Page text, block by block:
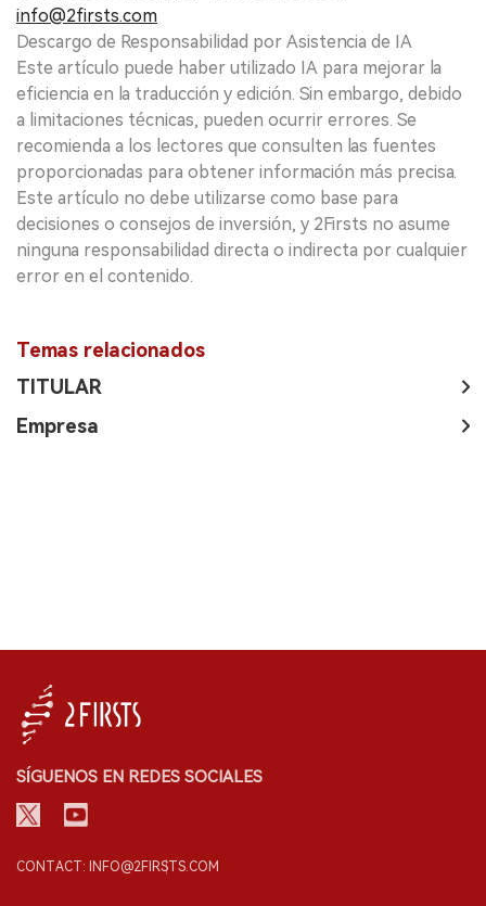
info@2firsts.com
Descargo de Responsabilidad por Asistencia de IA
Este artículo puede haber utilizado IA para mejorar la
eficiencia en la traducción y edición. Sin embargo, debido
a limitaciones técnicas, pueden ocurrir errores. Se
recomienda a los lectores que consulten las fuentes
proporcionadas para obtener información más precisa.
Este artículo no debe utilizarse como base para
decisiones o consejos de inversión, y 2Firsts no asume
ninguna responsabilidad directa o indirecta por cualquier
error en el contenido.
Temas relacionados
TITULAR
Empresa
SÍGUENOS EN REDES SOCIALES
CONTACT: INFO@2FIRSTS.COM